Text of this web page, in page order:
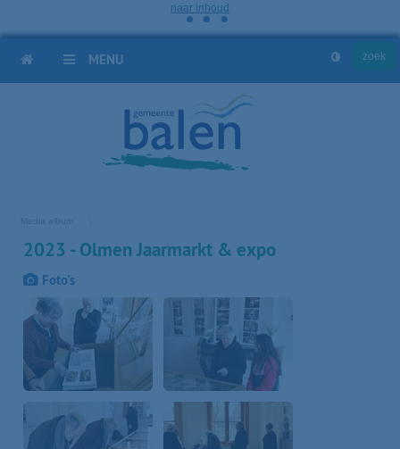
naar inhoud
HOME MENU
Media album
2023 - Olmen Jaarmarkt & expo
Foto's